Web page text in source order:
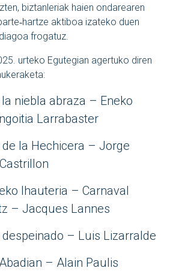
biztanleriak haien ondarearen
aktiboa izateko duen
frogatuz.
urteko Egutegian agertuko diren
:
niebla abraza – Eneko
Larrabaster
la Hechicera – Jorge
Ihauteria – Carnaval
– Jacques Lannes
despeinado – Luis Lizarralde
– Alain Paulis